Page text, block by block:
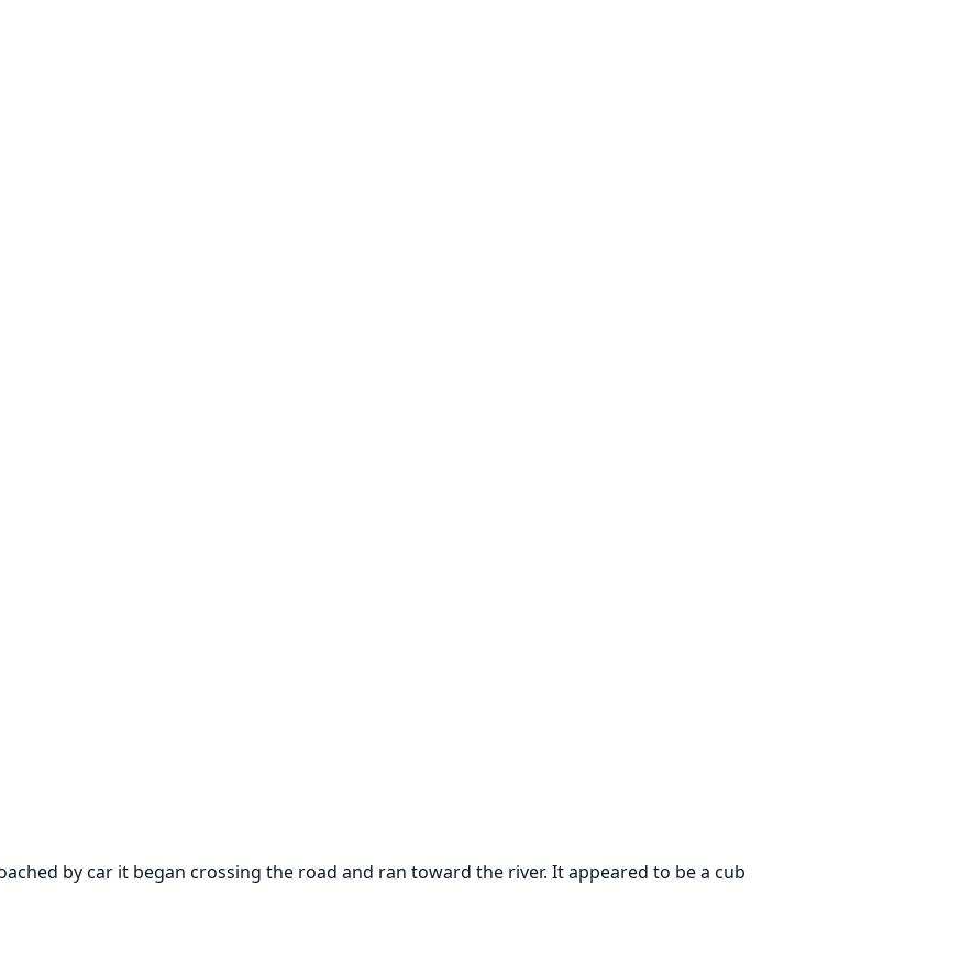
by car it began crossing the road and ran toward the river. It appeared to be a cub